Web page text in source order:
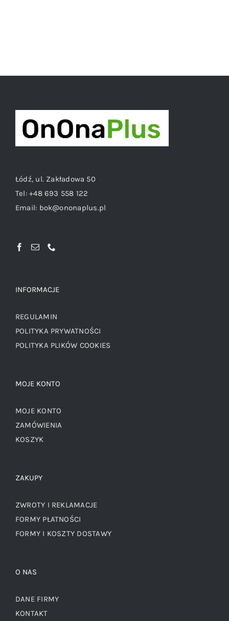
Łódź, ul. Zakładowa 50
Tel:+48 693 558 122
Email: bok@ononaplus.pl
INFORMACJE
REGULAMIN
POLITYKA PRYWATNOŚCI
POLITYKA PLIKÓW COOKIES
MOJE KONTO
MOJE KONTO
ZAMÓWIENIA
KOSZYK
ZAKUPY
ZWROTY I REKLAMACJE
FORMY PŁATNOŚCI
FORMY I KOSZTY DOSTAWY
O NAS
DANE FIRMY
KONTAKT